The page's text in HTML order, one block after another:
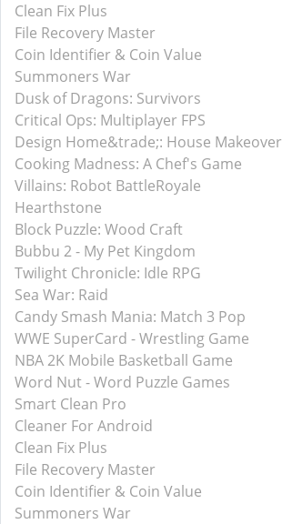
Clean Fix Plus
File Recovery Master
Coin Identifier & Coin Value
Summoners War
Dusk of Dragons: Survivors
Critical Ops: Multiplayer FPS
Design Home&trade;: House Makeover
Cooking Madness: A Chef's Game
Villains: Robot BattleRoyale
Hearthstone
Block Puzzle: Wood Craft
Bubbu 2 - My Pet Kingdom
Twilight Chronicle: Idle RPG
Sea War: Raid
Candy Smash Mania: Match 3 Pop
WWE SuperCard - Wrestling Game
NBA 2K Mobile Basketball Game
Word Nut - Word Puzzle Games
Smart Clean Pro
Cleaner For Android
Clean Fix Plus
File Recovery Master
Coin Identifier & Coin Value
Summoners War